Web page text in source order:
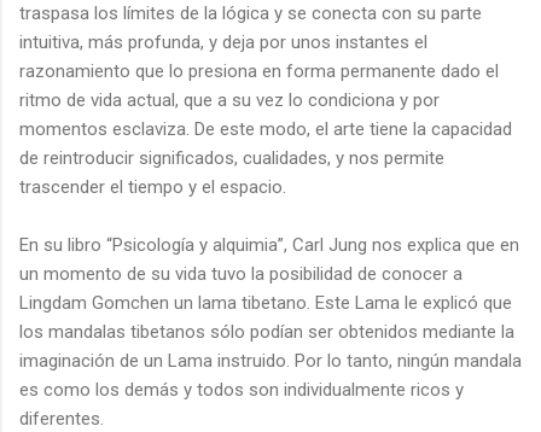
traspasa los límites de la lógica y se conecta con su parte
intuitiva, más profunda, y deja por unos instantes el
razonamiento que lo presiona en forma permanente dado el
ritmo de vida actual, que a su vez lo condiciona y por
momentos esclaviza. De este modo, el arte tiene la capacidad
de reintroducir significados, cualidades, y nos permite
trascender el tiempo y el espacio.
En su libro “Psicología y alquimia”, Carl Jung nos explica que en
un momento de su vida tuvo la posibilidad de conocer a
Lingdam Gomchen un lama tibetano. Este Lama le explicó que
los mandalas tibetanos sólo podían ser obtenidos mediante la
imaginación de un Lama instruido. Por lo tanto, ningún mandala
es como los demás y todos son individualmente ricos y
diferentes.